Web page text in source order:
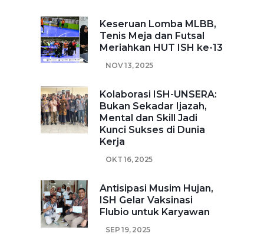
Keseruan Lomba MLBB,
Tenis Meja dan Futsal
Meriahkan HUT ISH ke-13
NOV 13, 2025
Kolaborasi ISH-UNSERA:
Bukan Sekadar Ijazah,
Mental dan Skill Jadi
Kunci Sukses di Dunia
Kerja
OKT 16, 2025
Antisipasi Musim Hujan,
ISH Gelar Vaksinasi
Flubio untuk Karyawan
SEP 19, 2025